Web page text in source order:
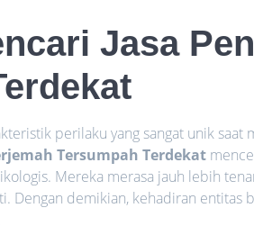
Jasa
perilaku yang sangat unik saat
Tersumpah Terdekat
Mereka merasa jauh lebih
Dengan demikian, kehadiran entitas